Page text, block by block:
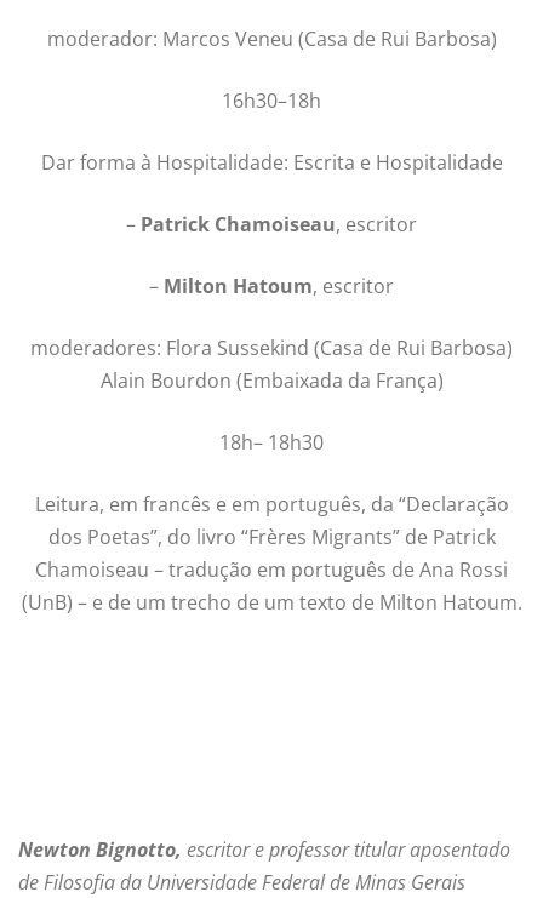
moderador: Marcos Veneu (Casa de Rui Barbosa)
16h30–18h
Dar forma à Hospitalidade: Escrita e Hospitalidade
– Patrick Chamoiseau, escritor
– Milton Hatoum, escritor
moderadores: Flora Sussekind (Casa de Rui Barbosa)
Alain Bourdon (Embaixada da França)
18h– 18h30
Leitura, em francês e em português, da “Declaração
dos Poetas”, do livro “Frères Migrants” de Patrick
Chamoiseau – tradução em português de Ana Rossi
(UnB) – e de um trecho de um texto de Milton Hatoum.
Newton Bignotto, escritor e professor titular aposentado
de Filosofia da Universidade Federal de Minas Gerais